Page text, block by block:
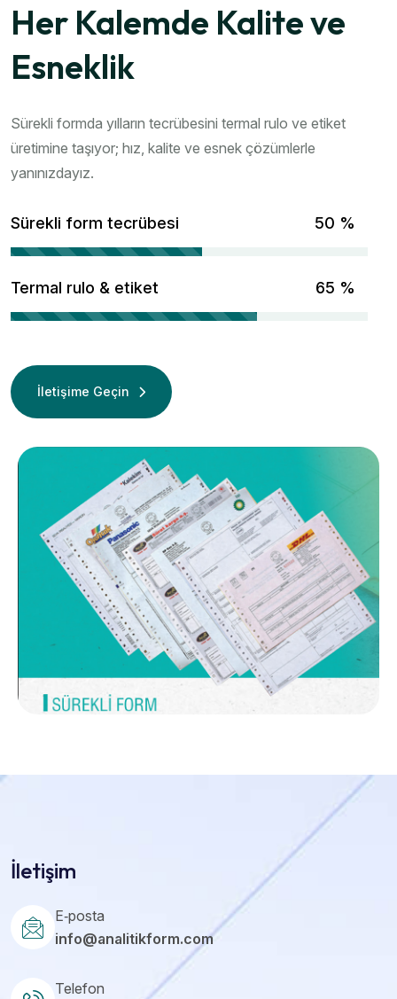
Her Kalemde Kalite ve
Esneklik
Sürekli formda yılların tecrübesini termal rulo ve etiket
üretimine taşıyor; hız, kalite ve esnek çözümlerle
yanınızdayız.
Sürekli form tecrübesi 67 %
Termal rulo & etiket 86 %
İletişime Geçin
İletişim
E‑posta
info@analitikform.com
Telefon